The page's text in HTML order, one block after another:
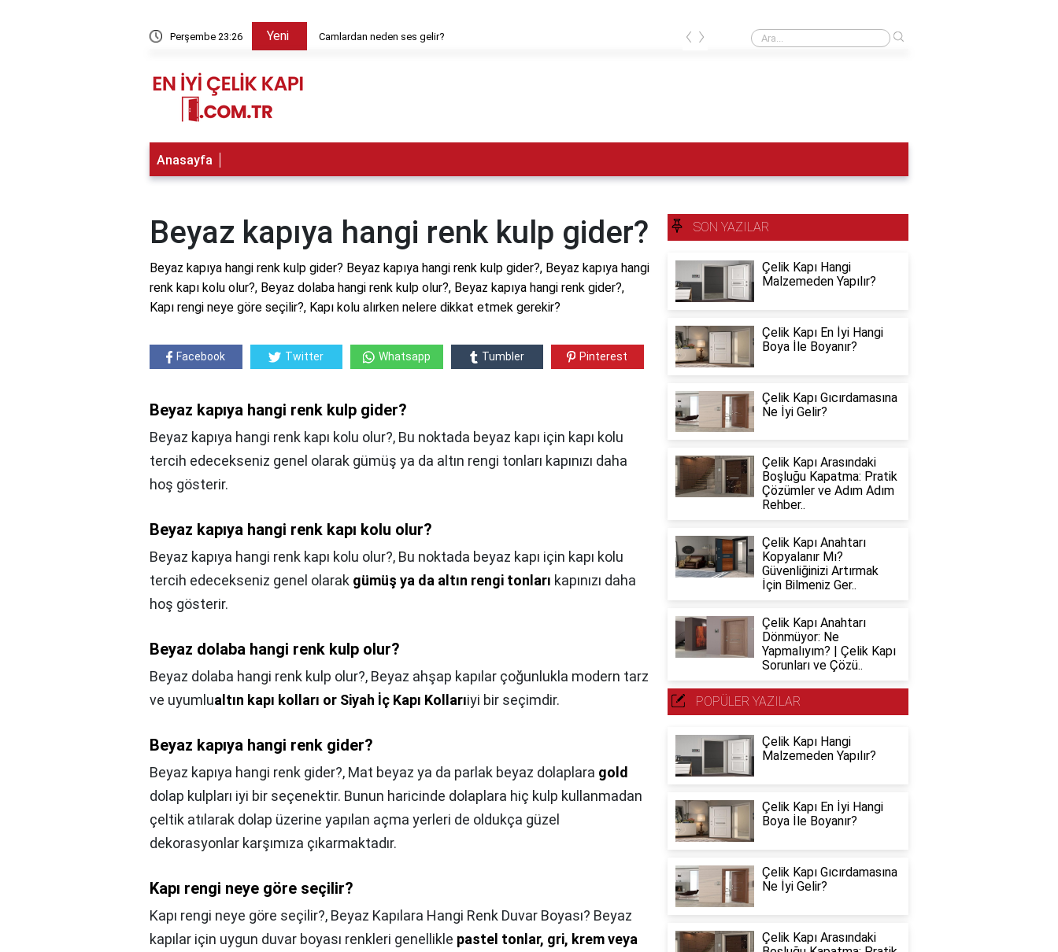
Perşembe 23:26 Yeni Camlardan neden ses gelir? 10 Kasımda yakaya ne takılır?
‹ ›
Anasayfa
Beyaz kapıya hangi renk kulp gider?
Beyaz kapıya hangi renk kulp gider? Beyaz kapıya hangi renk kulp gider?, Beyaz kapıya hangi
renk kapı kolu olur?, Beyaz dolaba hangi renk kulp olur?, Beyaz kapıya hangi renk gider?,
Kapı rengi neye göre seçilir?, Kapı kolu alırken nelere dikkat etmek gerekir?
Facebook Twitter Whatsapp Tumbler Pinterest
Beyaz kapıya hangi renk kulp gider?
Beyaz kapıya hangi renk kapı kolu olur?, Bu noktada beyaz kapı için kapı kolu
tercih edecekseniz genel olarak gümüş ya da altın rengi tonları kapınızı daha
hoş gösterir.
Beyaz kapıya hangi renk kapı kolu olur?
Beyaz kapıya hangi renk kapı kolu olur?, Bu noktada beyaz kapı için kapı kolu
tercih edecekseniz genel olarak gümüş ya da altın rengi tonları kapınızı daha
hoş gösterir.
Beyaz dolaba hangi renk kulp olur?
Beyaz dolaba hangi renk kulp olur?, Beyaz ahşap kapılar çoğunlukla modern tarz
ve uyumlualtın kapı kolları or Siyah İç Kapı Kollarıiyi bir seçimdir.
Beyaz kapıya hangi renk gider?
Beyaz kapıya hangi renk gider?, Mat beyaz ya da parlak beyaz dolaplara gold
dolap kulpları iyi bir seçenektir. Bunun haricinde dolaplara hiç kulp kullanmadan
çeltik atılarak dolap üzerine yapılan açma yerleri de oldukça güzel
dekorasyonlar karşımıza çıkarmaktadır.
Kapı rengi neye göre seçilir?
Kapı rengi neye göre seçilir?, Beyaz Kapılara Hangi Renk Duvar Boyası? Beyaz
kapılar için uygun duvar boyası renkleri genellikle pastel tonlar, gri, krem veya
SON YAZILAR
Çelik Kapı Hangi
Malzemeden Yapılır?
Çelik Kapı En İyi Hangi
Boya İle Boyanır?
Çelik Kapı Gıcırdamasına
Ne İyi Gelir?
Çelik Kapı Arasındaki
Boşluğu Kapatma: Pratik
Çözümler ve Adım Adım
Rehber..
Çelik Kapı Anahtarı
Kopyalanır Mı?
Güvenliğinizi Artırmak
İçin Bilmeniz Ger..
Çelik Kapı Anahtarı
Dönmüyor: Ne
Yapmalıyım? | Çelik Kapı
Sorunları ve Çözü..
POPÜLER YAZILAR
Çelik Kapı Hangi
Malzemeden Yapılır?
Çelik Kapı En İyi Hangi
Boya İle Boyanır?
Çelik Kapı Gıcırdamasına
Ne İyi Gelir?
Çelik Kapı Arasındaki